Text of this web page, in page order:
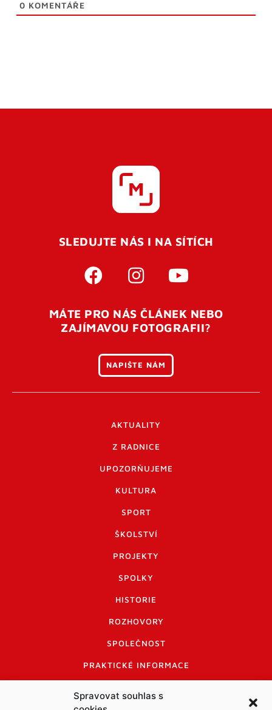
Spravovat souhlas s
0 KOMENTÁŘE
SLEDUJTE NÁS I NA SÍTÍCH
MÁTE PRO NÁS ČLÁNEK NEBO
ZAJÍMAVOU FOTOGRAFII?
NAPIŠTE NÁM
AKTUALITY
Z RADNICE
UPOZORŇUJEME
KULTURA
SPORT
ŠKOLSTVÍ
PROJEKTY
SPOLKY
HISTORIE
ROZHOVORY
SPOLEČNOST
PRAKTICKÉ INFORMACE